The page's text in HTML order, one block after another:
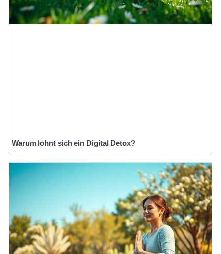
Warum lohnt sich ein Digital Detox?